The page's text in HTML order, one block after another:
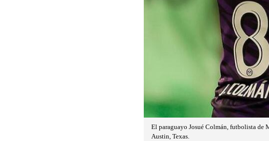
El paraguayo Josué Colmán, futbolista de
Austin, Texas.